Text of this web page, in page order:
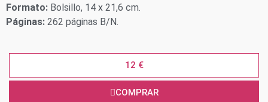
Formato: Bolsillo, 14 x 21,6 cm.
Páginas: 262 páginas B/N.
12 €
COMPRAR